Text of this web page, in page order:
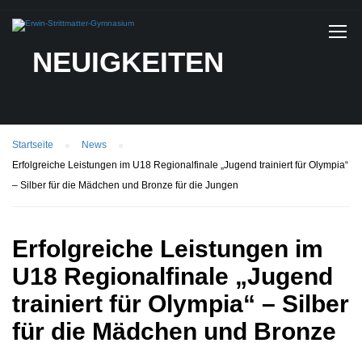
NEUIGKEITEN
Startseite
News
Erfolgreiche Leistungen im U18 Regionalfinale „Jugend trainiert für Olympia“
– Silber für die Mädchen und Bronze für die Jungen
Erfolgreiche Leistungen im
U18 Regionalfinale „Jugend
trainiert für Olympia“ – Silber
für die Mädchen und Bronze